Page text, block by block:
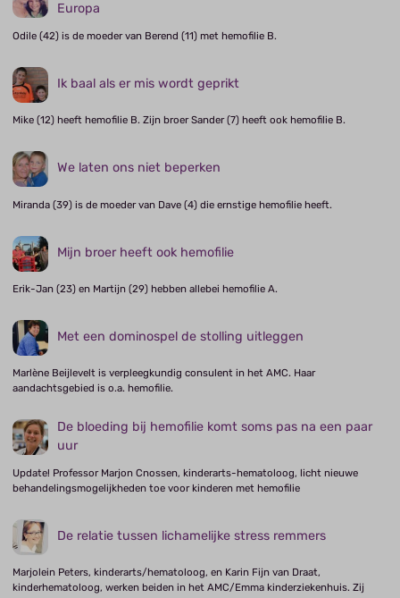
Europa
Odile (42) is de moeder van Berend (11) met hemofilie B.
Ik baal als er mis wordt geprikt
Mike (12) heeft hemofilie B. Zijn broer Sander (7) heeft ook hemofilie B.
We laten ons niet beperken
Miranda (39) is de moeder van Dave (4) die ernstige hemofilie heeft.
Mijn broer heeft ook hemofilie
Erik-Jan (23) en Martijn (29) hebben allebei hemofilie A.
Met een dominospel de stolling uitleggen
Marlène Beijlevelt is verpleegkundig consulent in het AMC. Haar
aandachtsgebied is o.a. hemofilie.
De bloeding bij hemofilie komt soms pas na een paar
uur
Update! Professor Marjon Cnossen, kinderarts-hematoloog, licht nieuwe
behandelingsmogelijkheden toe voor kinderen met hemofilie
De relatie tussen lichamelijke stress remmers
Marjolein Peters, kinderarts/hematoloog, en Karin Fijn van Draat,
kinderhematoloog, werken beiden in het AMC/Emma kinderziekenhuis. Zij